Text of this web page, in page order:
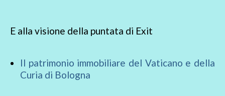
E alla visione della puntata di Exit
Il patrimonio immobiliare del Vaticano e della
Curia di Bologna